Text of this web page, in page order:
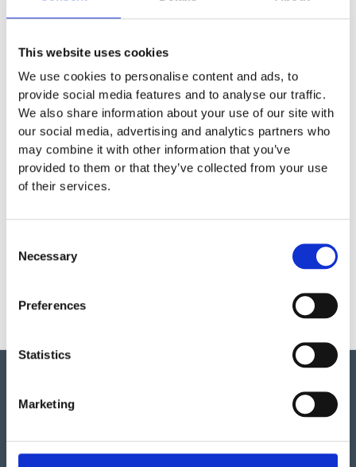
This website uses cookies
We use cookies to personalise content and ads, to
provide social media features and to analyse our traffic.
We also share information about your use of our site with
our social media, advertising and analytics partners who
may combine it with other information that you’ve
provided to them or that they’ve collected from your use
of their services.
Selection
Necessary
Preferences
Statistics
Marketing
Material
Garantivillkor
Produktens utseende kan avvika mot de bilder som visas
DWG, produktblad, teknisk information, bilder etc.
Vi har så mycket vi skulle vilja berätta om detta både